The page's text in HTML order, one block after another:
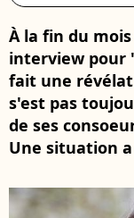
À la fin du
interview pour
fait une
s'est pas
de ses
Une situation